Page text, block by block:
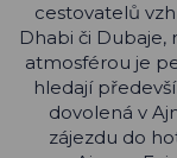
cestovatelů
Dhabi či Dubaje,
atmosférou je
hledají
dovolená v
zájezdu do